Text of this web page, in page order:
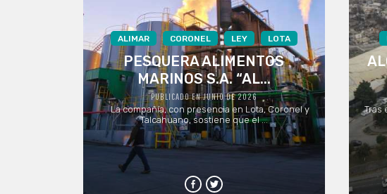
ALIMAR CORONEL LEY LOTA
PESQUERA ALIMENTOS
MARINOS S.A. “AL...
PUBLICADO EN JUNIO DE 2026
La compañía, con presencia en Lota, Coronel y
Talcahuano, sostiene que el ...
Tras